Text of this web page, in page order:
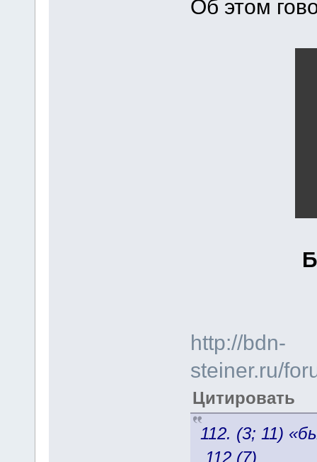
Об этом
http://bdn-
steiner.ru/
Цитировать
112. (3; 11)
112 (7)